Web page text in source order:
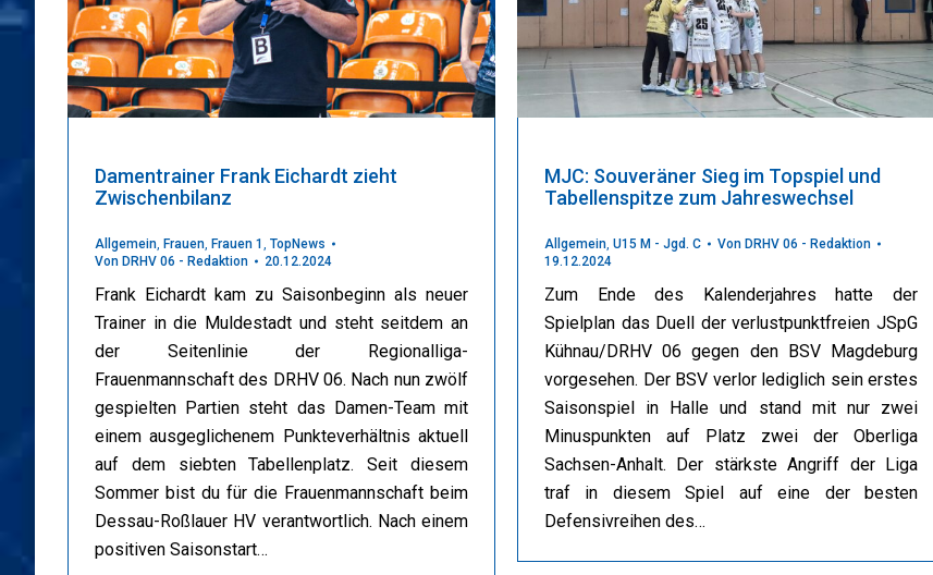
Damentrainer Frank Eichardt zieht
Zwischenbilanz
Allgemein, Frauen, Frauen 1 , TopNews
Von DRHV 06 - Redaktion 20.12.2024
Frank Eichardt kam zu Saisonbeginn als neuer
Trainer in die Muldestadt und steht seitdem an
der Seitenlinie der Regionalliga-
Frauenmannschaft des DRHV 06. Nach nun zwölf
gespielten Partien steht das Damen-Team mit
einem ausgeglichenem Punkteverhältnis aktuell
auf dem siebten Tabellenplatz. Seit diesem
Sommer bist du für die Frauenmannschaft beim
Dessau-Roßlauer HV verantwortlich. Nach einem
positiven Saisonstart…
MJC: Souveräner Sieg im Topspiel und
Tabellenspitze zum Jahreswechsel
Allgemein, U15 M - Jgd. C Von DRHV 06 - Redaktion
19.12.2024
Zum Ende des Kalenderjahres hatte der
Spielplan das Duell der verlustpunktfreien JSpG
Kühnau/DRHV 06 gegen den BSV Magdeburg
vorgesehen. Der BSV verlor lediglich sein erstes
Saisonspiel in Halle und stand mit nur zwei
Minuspunkten auf Platz zwei der Oberliga
Sachsen-Anhalt. Der stärkste Angriff der Liga
traf in diesem Spiel auf eine der besten
Defensivreihen des…